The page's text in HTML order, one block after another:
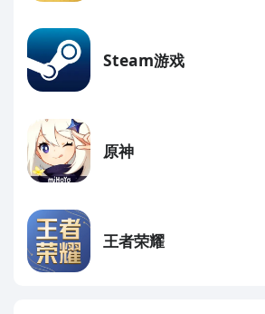
Steam游戏
原神
王者荣耀